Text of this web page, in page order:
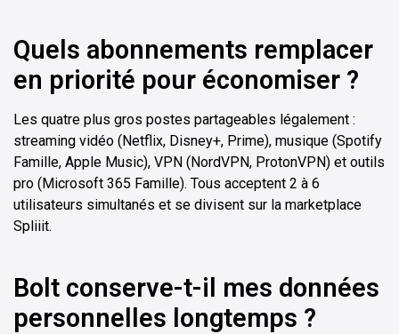
Quels abonnements remplacer
en priorité pour économiser ?
Les quatre plus gros postes partageables légalement :
streaming vidéo (Netflix, Disney+, Prime), musique (Spotify
Famille, Apple Music), VPN (NordVPN, ProtonVPN) et outils
pro (Microsoft 365 Famille). Tous acceptent 2 à 6
utilisateurs simultanés et se divisent sur la marketplace
Spliiit.
Bolt conserve-t-il mes données
personnelles longtemps ?